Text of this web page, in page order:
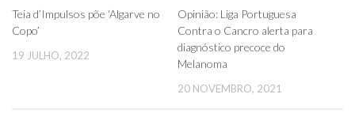
Teia d’Impulsos põe ‘Algarve no
Copo’
19 JULHO, 2022
Opinião: Liga Portuguesa
Contra o Cancro alerta para
diagnóstico precoce do
Melanoma
20 NOVEMBRO, 2021